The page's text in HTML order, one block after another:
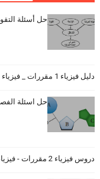
حل أسئلة
دليل فيزياء 1 مقررات _ فيزياء أول ثانوي كاملا _
حل اسئلة
دروس فيزياء 2 مقررات - فيزياء ثاني ثانوي كاملا